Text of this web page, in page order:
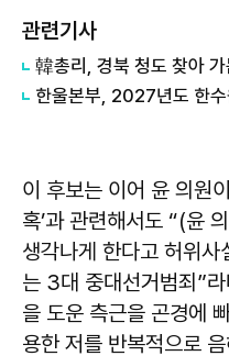
관련기사
이 후보는 이어 윤 의원
혹’과 관련해서도 “(윤
생각나게 한다고 허위
는 3대 중대선거범죄”
을 도운 측근을 곤경에
용한 저를 반복적으로